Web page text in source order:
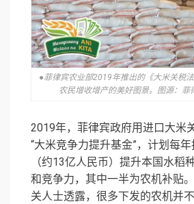
●菲律宾农业部2019年推出的《大米关税
农民增收增产的美好图景。图源：菲
2019年，菲律宾政府用进口大米
“大米竞争力提升基金”，计划每
（约13亿人民币）提升本国水稻
和竞争力，其中一半为农机补贴
关人士透露，很多下发的农机并